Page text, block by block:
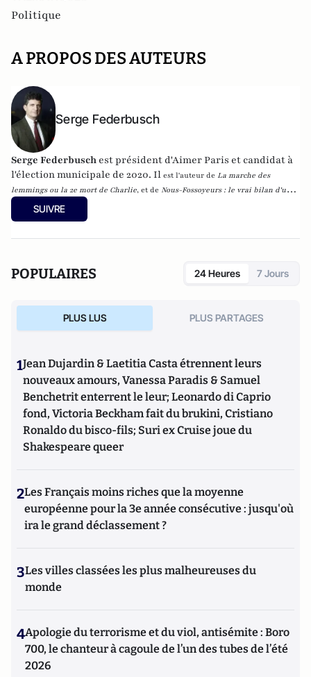
Politique
A PROPOS DES AUTEURS
Serge Federbusch
Serge Federbusch est président d'Aimer Paris et candidat à
l'élection municipale de 2020. Il est l'auteur de La marche des
lemmings ou la 2e mort de Charlie, et de Nous-Fossoyeurs : le vrai bilan d'un
fatal quinquennat
SUIVRE
POPULAIRES 24 Heures 7 Jours
PLUS LUS PLUS PARTAGES
1Jean Dujardin & Laetitia Casta étrennent leurs
nouveaux amours, Vanessa Paradis & Samuel
Benchetrit enterrent le leur; Leonardo di Caprio
fond, Victoria Beckham fait du brukini, Cristiano
Ronaldo du bisco-fils; Suri ex Cruise joue du
Shakespeare queer
2Les Français moins riches que la moyenne
européenne pour la 3e année consécutive : jusqu'où
ira le grand déclassement ?
3Les villes classées les plus malheureuses du
monde
4Apologie du terrorisme et du viol, antisémite : Boro
700, le chanteur à cagoule de l’un des tubes de l’été
2026